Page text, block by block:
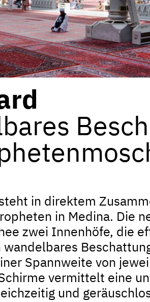
in direktem
in Medina. Die
zwei Innenhöfe, die
Spannweite von
vermittelt eine
und